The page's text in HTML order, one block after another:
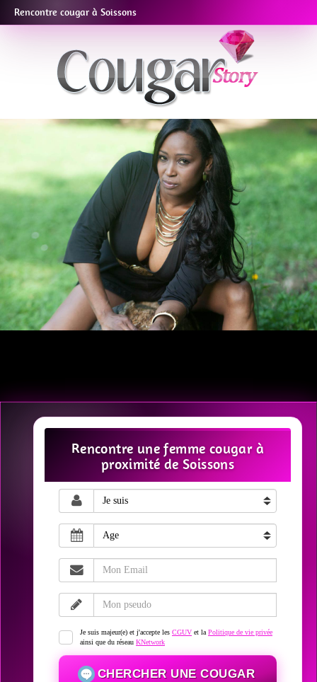
Rencontre cougar à Soissons
Rencontre une femme cougar à
proximité de Soissons
Je suis majeur(e) et j'accepte les CGUV et la Politique de vie privée
ainsi que du réseau KNetwork
CHERCHER UNE COUGAR